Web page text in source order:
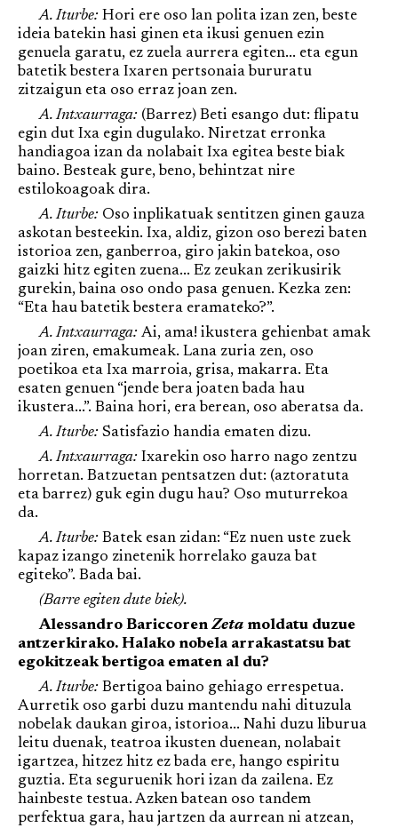
A. Iturbe: Hori ere oso lan polita izan zen, beste
ideia batekin hasi ginen eta ikusi genuen ezin
genuela garatu, ez zuela aurrera egiten... eta egun
batetik bestera Ixaren pertsonaia bururatu
zitzaigun eta oso erraz joan zen.
A. Intxaurraga: (Barrez) Beti esango dut: flipatu
egin dut Ixa egin dugulako. Niretzat erronka
handiagoa izan da nolabait Ixa egitea beste biak
baino. Besteak gure, beno, behintzat nire
estilokoagoak dira.
A. Iturbe: Oso inplikatuak sentitzen ginen gauza
askotan besteekin. Ixa, aldiz, gizon oso berezi baten
istorioa zen, ganberroa, giro jakin batekoa, oso
gaizki hitz egiten zuena... Ez zeukan zerikusirik
gurekin, baina oso ondo pasa genuen. Kezka zen:
“Eta hau batetik bestera eramateko?”.
A. Intxaurraga: Ai, ama! ikustera gehienbat amak
joan ziren, emakumeak. Lana zuria zen, oso
poetikoa eta Ixa marroia, grisa, makarra. Eta
esaten genuen “jende bera joaten bada hau
ikustera...”. Baina hori, era berean, oso aberatsa da.
A. Iturbe: Satisfazio handia ematen dizu.
A. Intxaurraga: Ixarekin oso harro nago zentzu
horretan. Batzuetan pentsatzen dut: (aztoratuta
eta barrez) guk egin dugu hau? Oso muturrekoa
da.
A. Iturbe: Batek esan zidan: “Ez nuen uste zuek
kapaz izango zinetenik horrelako gauza bat
egiteko”. Bada bai.
(Barre egiten dute biek).
Alessandro Bariccoren Zeta moldatu duzue
antzerkirako. Halako nobela arrakastatsu bat
egokitzeak bertigoa ematen al du?
A. Iturbe: Bertigoa baino gehiago errespetua.
Aurretik oso garbi duzu mantendu nahi dituzula
nobelak daukan giroa, istorioa... Nahi duzu liburua
leitu duenak, teatroa ikusten duenean, nolabait
igartzea, hitzez hitz ez bada ere, hango espiritu
guztia. Eta seguruenik hori izan da zailena. Ez
hainbeste testua. Azken batean oso tandem
perfektua gara, hau jartzen da aurrean ni atzean,